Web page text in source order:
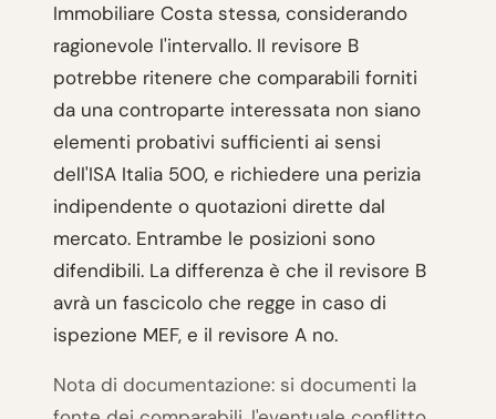
Immobiliare Costa stessa, considerando
ragionevole l'intervallo. Il revisore B
potrebbe ritenere che comparabili forniti
da una controparte interessata non siano
elementi probativi sufficienti ai sensi
dell'ISA Italia 500, e richiedere una perizia
indipendente o quotazioni dirette dal
mercato. Entrambe le posizioni sono
difendibili. La differenza è che il revisore B
avrà un fascicolo che regge in caso di
ispezione MEF, e il revisore A no.
Nota di documentazione: si documenti la